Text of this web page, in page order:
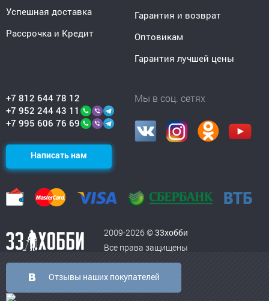
Успешная доставка
Рассрочка и Кредит
Гарантия и возврат
Оптовикам
Гарантия лучшей цены
+7 812 644 78 12
+7 952 244 43 11
+7 995 606 76 69
Написать нам
Мы в соц. сетях
2009-2026 ©33хобби
Все права защищены
Отзывы наших покупателей